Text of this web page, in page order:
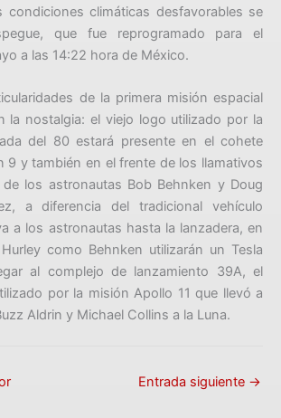
condiciones climáticas desfavorables se
que fue reprogramado para el
a las 14:22 hora de México.
de la primera misión espacial
la nostalgia: el viejo logo utilizado por la
del 80 estará presente en el cohete
9 y también en el frente de los llamativos
de los astronautas Bob Behnken y Doug
a diferencia del tradicional vehículo
a los astronautas hasta la lanzadera, en
como Behnken utilizarán un Tesla
al complejo de lanzamiento 39A, el
por la misión Apollo 11 que llevó a
Aldrin y Michael Collins a la Luna.
Entrada siguiente →